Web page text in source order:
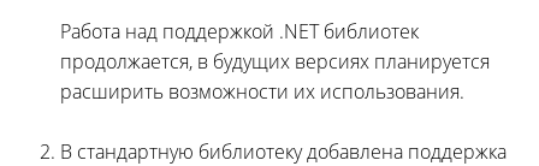
Работа над поддержкой .NET библиотек
продолжается, в будущих версиях планируется
расширить возможности их использования.
В стандартную библиотеку добавлена поддержка